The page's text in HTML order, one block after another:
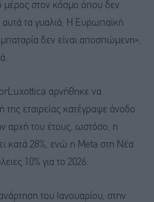
μέρος στον κόσμο όπου δεν
αυτά τα γυαλιά; Η Ευρωπαϊκή
δεν είναι αποσπώμενη»,
αρνήθηκε να
της εταιρείας κατέγραψε άνοδο
αρχή του έτους, ωστόσο, η
κατά 28%, ενώ η Meta στη Νέα
10% για το 2026.
του Ιανουαρίου, στην